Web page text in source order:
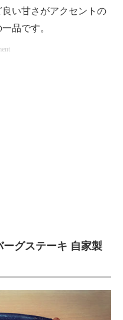
い甘さがアクセントの
品です。
グステーキ 自家製